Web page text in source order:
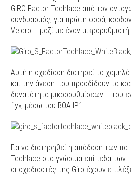
GIRO Factor Techlace από τον
συνδυασμός, για πρώτη φορά,
Velcro – μαζί με έναν μικρορυθμιστή
Αυτή η σχεδίαση διατηρεί το
και την άνεση που προσδίδουν τα
δυνατότητα μικρορυθμίσεων – του
fly», μέσω του BOA IP1.
Για να διατηρηθεί η απόδοση των
Techlace στα γνώριμα επίπεδα των
οι σχεδιαστές της Giro έχουν